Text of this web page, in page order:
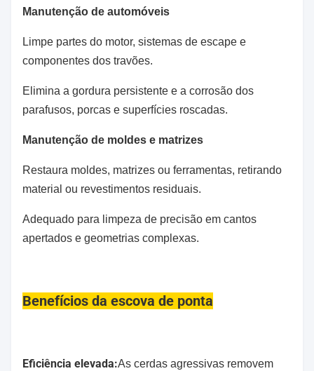
Manutenção de automóveis
Limpe partes do motor, sistemas de escape e
componentes dos travões.
Elimina a gordura persistente e a corrosão dos
parafusos, porcas e superfícies roscadas.
Manutenção de moldes e matrizes
Restaura moldes, matrizes ou ferramentas, retirando
material ou revestimentos residuais.
Adequado para limpeza de precisão em cantos
apertados e geometrias complexas.
Benefícios da escova de ponta
Eficiência elevada:As cerdas agressivas removem